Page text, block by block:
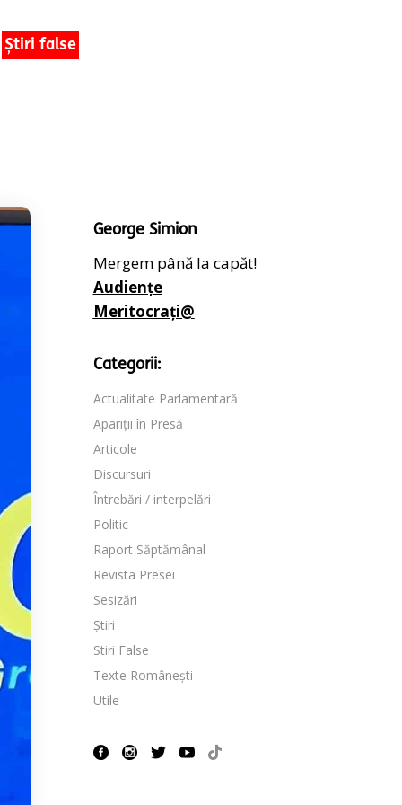
Știri false
George Simion
Mergem până la capăt!
Audiențe
Meritocrați@
Categorii:
Actualitate Parlamentară
Apariții în Presă
Articole
Discursuri
Întrebări / interpelări
Politic
Raport Săptămânal
Revista Presei
Sesizări
Știri
Stiri False
Texte Românești
Utile